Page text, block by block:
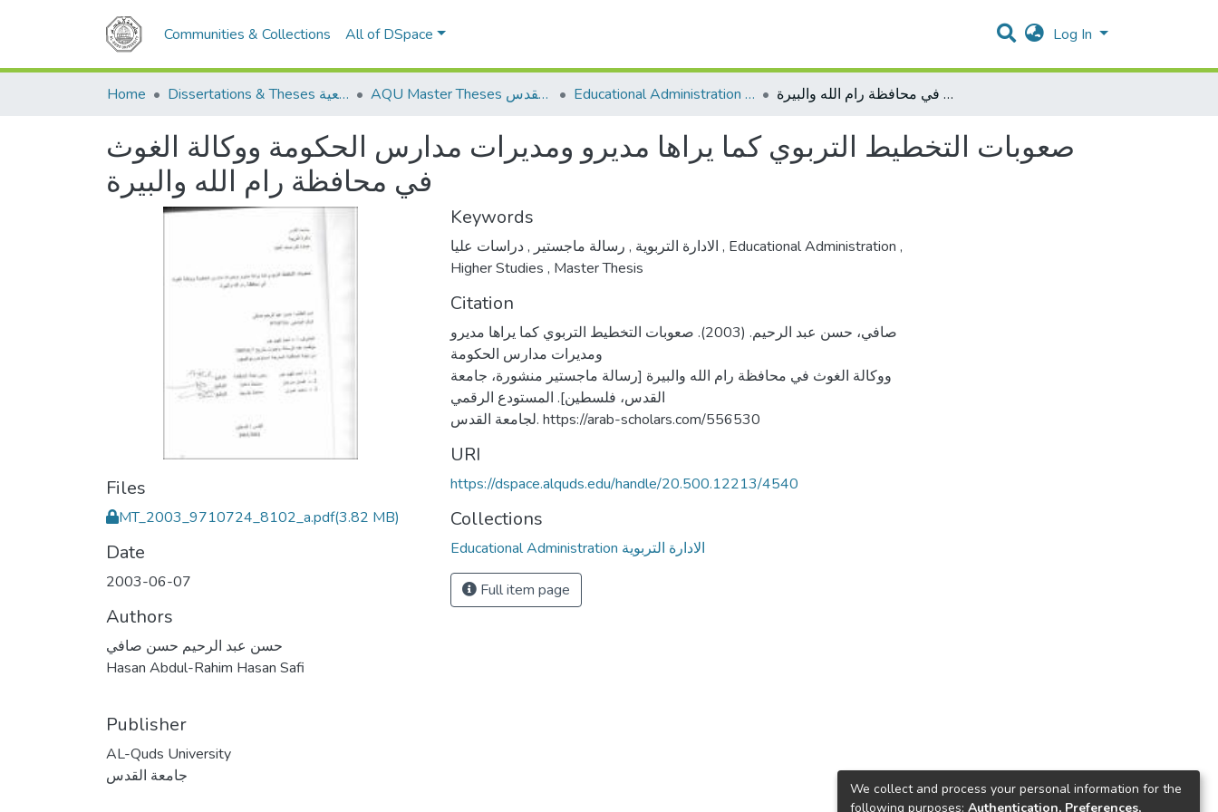
Communities & Collections All of DSpace Log In
Home Dissertations & Theses الرسائل الجامعية AQU Master Theses الرسائل الجامعية الخاصة بجامعة القدس Educational Administration الادارة التربوية صعوبات التخطيط التربوي كما يراها مديرو ومديرات مدارس الحكومة ووكالة الغوث في محافظة رام الله والبيرة
صعوبات التخطيط التربوي كما يراها مديرو ومديرات مدارس الحكومة ووكالة الغوث
في محافظة رام الله والبيرة
Files
MT_2003_9710724_8102_a.pdf(3.82 MB)
Date
2003-06-07
Authors
حسن عبد الرحيم حسن صافي
Hasan Abdul-Rahim Hasan Safi
Publisher
AL-Quds University
جامعة القدس
Keywords
الادارة التربوية , رسالة ماجستير , , Educational Administration ,
Higher Studies , Master Thesis
Citation
صافي، حسن عبد الرحيم. (2003). صعوبات التخطيط التربوي كما يراها مديرو
ومديرات مدارس الحكومة
ووكالة الغوث في محافظة رام الله والبيرة [رسالة ماجستير منشورة، جامعة
القدس، فلسطين]. المستودع الرقمي
لجامعة القدس. https://arab-scholars.com/556530
URI
https://dspace.alquds.edu/handle/20.500.12213/4540
Collections
Educational Administration الادارة التربوية
Full item page
We collect and process your personal information for the
following purposes: Authentication, Preferences,